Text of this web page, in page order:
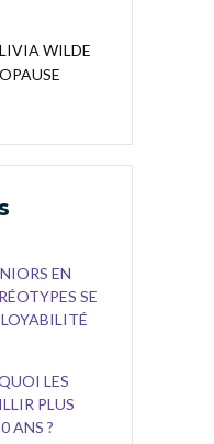
WILDE
EN
SE
LES
PLUS
ANS ?